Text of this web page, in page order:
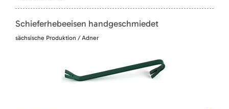
Schieferhebeeisen handgeschmiedet
sächsische Produktion / Adner